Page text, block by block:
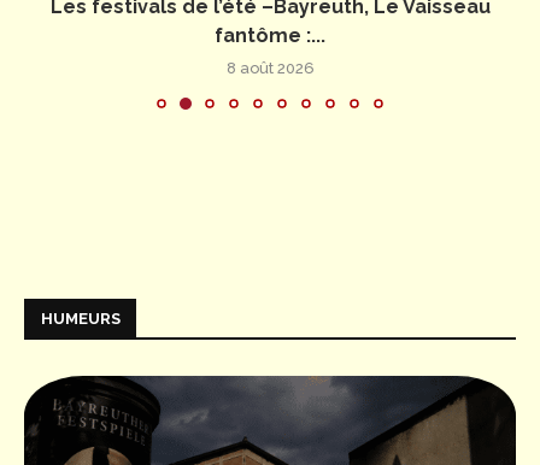
Les festivals de l’été –Bayreuth, Le Vaisseau
fantôme :...
8 août 2026
HUMEURS